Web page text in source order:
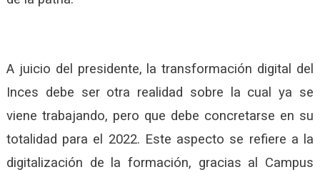
A juicio del presidente, la transformación digital del
Inces debe ser otra realidad sobre la cual ya se
viene trabajando, pero que debe concretarse en su
totalidad para el 2022. Este aspecto se refiere a la
digitalización de la formación, gracias al Campus